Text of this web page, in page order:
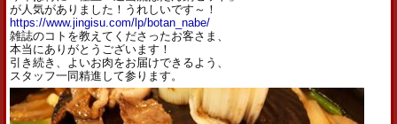
が人気がありました！うれしいです～！
https://www.jingisu.com/lp/botan_nabe/
雑誌のコトを教えてくださったお客さま、
本当にありがとうございます！
引き続き、よいお肉をお届けできるよう、
スタッフ一同精進して参ります。